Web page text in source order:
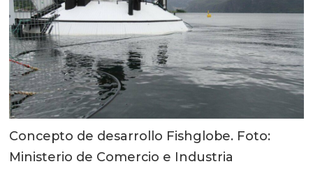
Concepto de desarrollo Fishglobe. Foto:
Ministerio de Comercio e Industria